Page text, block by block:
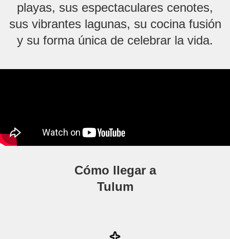
playas, sus espectaculares cenotes,
sus vibrantes lagunas, su cocina fusión
y su forma única de celebrar la vida.
Cómo llegar a
Tulum